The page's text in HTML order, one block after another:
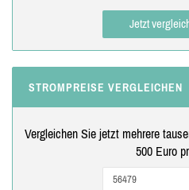
Jetzt
STROMPREISE VERGLEICHEN
Vergleichen Sie jetzt mehrere
500 Euro